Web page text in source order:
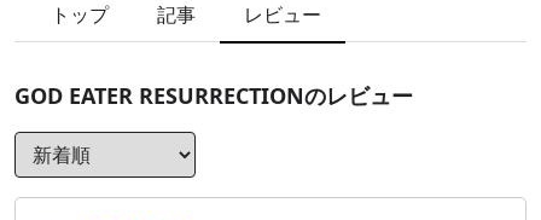
トップ 記事 レビュー
GOD EATER RESURRECTIONのレビュー